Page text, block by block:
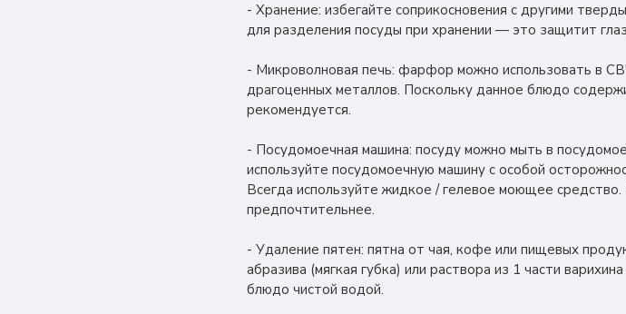
- Хранение: избегайте соприкосновения с другими
для разделения посуды при хранении — это защитит
- Микроволновая печь: фарфор можно использовать в
драгоценных металлов. Поскольку данное блюдо
рекомендуется.
- Посудомоечная машина: посуду можно мыть в
используйте посудомоечную машину с особой
Всегда используйте жидкое / гелевое моющее средство.
предпочтительнее.
- Удаление пятен: пятна от чая, кофе или пищевых
абразива (мягкая губка) или раствора из 1 части
блюдо чистой водой.